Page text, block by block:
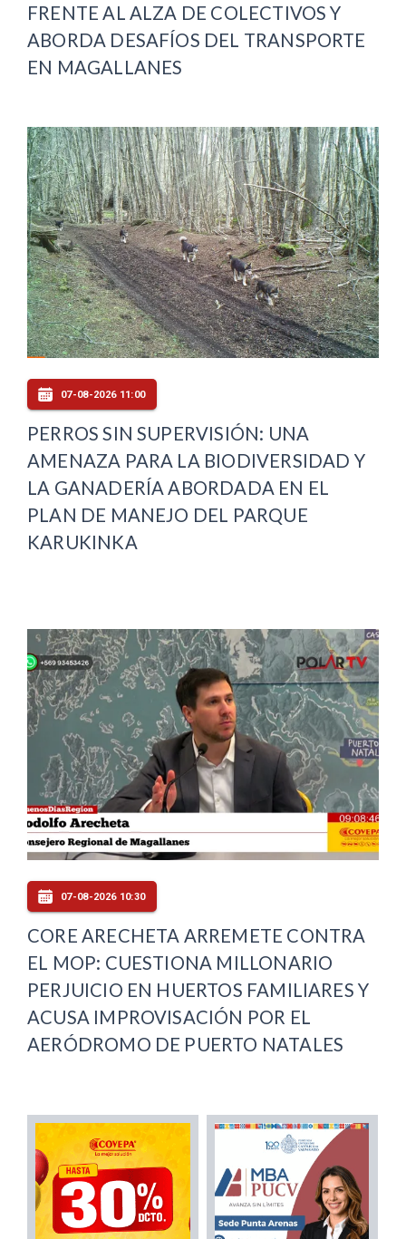
FRENTE AL ALZA DE COLECTIVOS Y
ABORDA DESAFÍOS DEL TRANSPORTE
EN MAGALLANES
07-08-2026 11:00
PERROS SIN SUPERVISIÓN: UNA
AMENAZA PARA LA BIODIVERSIDAD Y
LA GANADERÍA ABORDADA EN EL
PLAN DE MANEJO DEL PARQUE
KARUKINKA
07-08-2026 10:30
CORE ARECHETA ARREMETE CONTRA
EL MOP: CUESTIONA MILLONARIO
PERJUICIO EN HUERTOS FAMILIARES Y
ACUSA IMPROVISACIÓN POR EL
AERÓDROMO DE PUERTO NATALES